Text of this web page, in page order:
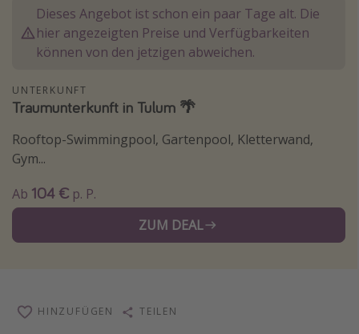
Kefalonia Urlaub
Krabi Urlaub
Sri Lanka Rundreise
Reisethemen
Alle Reisethemen
Wochenendtrip
Dieses Angebot ist schon ein paar Tage alt. Die
hier angezeigten Preise und Verfügbarkeiten
können von den jetzigen abweichen.
UNTERKUNFT
Traumunterkunft in Tulum 🌴
Rooftop-Swimmingpool, Gartenpool, Kletterwand,
Gym...
Ab 104 € p. P.
ZUM DEAL
HINZUFÜGEN TEILEN